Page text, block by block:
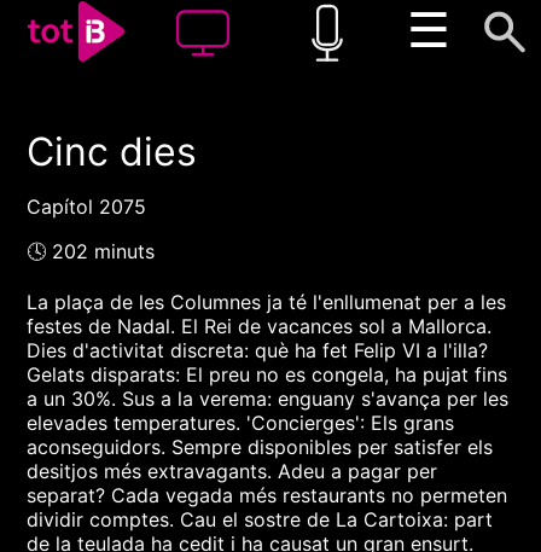
☰
00:00 00:00
Cinc dies
Capítol 2075
🕓 202 minuts
La plaça de les Columnes ja té l'enllumenat per a les
festes de Nadal. El Rei de vacances sol a Mallorca.
Dies d'activitat discreta: què ha fet Felip VI a l'illa?
Gelats disparats: El preu no es congela, ha pujat fins
a un 30%. Sus a la verema: enguany s'avança per les
elevades temperatures. 'Concierges': Els grans
aconseguidors. Sempre disponibles per satisfer els
desitjos més extravagants. Adeu a pagar per
separat? Cada vegada més restaurants no permeten
dividir comptes. Cau el sostre de La Cartoixa: part
de la teulada ha cedit i ha causat un gran ensurt.